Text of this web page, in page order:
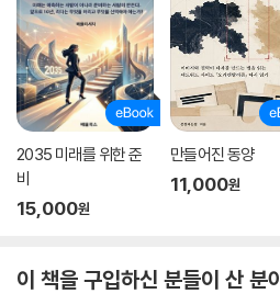
2035 미래를 위한 준
비
15,000원
만들어진 동양
11,000원
이 책을 구입하신 분들이 산 분